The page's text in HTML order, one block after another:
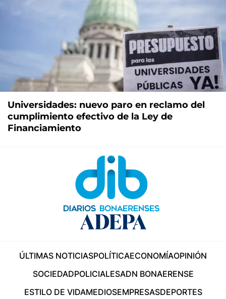
Universidades: nuevo paro en reclamo del
cumplimiento efectivo de la Ley de
Financiamiento
ÚLTIMAS NOTICIASPOLÍTICAECONOMÍAOPINIÓN
SOCIEDADPOLICIALESADN BONAERENSE
ESTILO DE VIDAMEDIOSEMPRESASDEPORTES